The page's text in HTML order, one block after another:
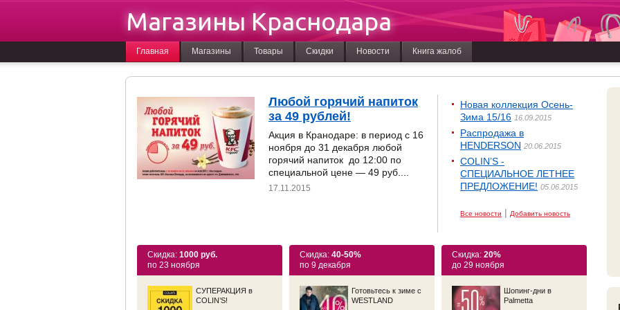
Магазины Краснодара
Главная Магазины Товары Скидки Новости Книга жалоб
Любой горячий напиток
за 49 рублей!
Акция в Кранодаре: в период с 16
ноября до 31 декабря любой
горячий напиток до 12:00 по
специальной цене — 49 руб....
17.11.2015
Новая коллекция Осень-
Зима 15/16 16.09.2015
Распродажа в
HENDERSON 20.06.2015
COLIN’S -
СПЕЦИАЛЬНОЕ ЛЕТНЕЕ
ПРЕДЛОЖЕНИЕ! 05.06.2015
Все новости | Добавить новость
Скидка: 1000 руб.
по 23 ноября
СУПЕРАКЦИЯ в
COLIN’S!
Скидка: 40-50%
по 9 декабря
Готовьтесь к зиме c
WESTLAND
Скидка: 20%
до 29 ноября
Шопинг-дни в
Palmetta